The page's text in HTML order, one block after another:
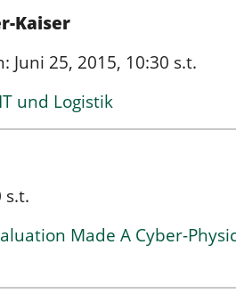
Kaiser
25, 2015, 10:30 s.t.
und Logistik
s.t.
Made A Cyber-